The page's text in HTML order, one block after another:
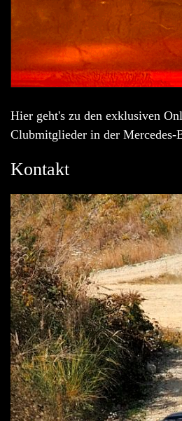
Hier geht's zu den exklusiven
Clubmitglieder in der Mercedes-
Kontakt